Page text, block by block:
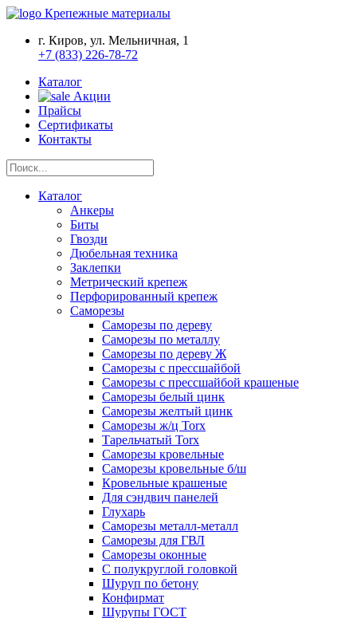
Крепежные материалы
г. Киров, ул. Мельничная, 1
+7 (833) 226-78-72
Каталог
Акции
Прайсы
Сертификаты
Контакты
Каталог
Анкеры
Биты
Гвозди
Дюбельная техника
Заклепки
Метрический крепеж
Перфорированный крепеж
Саморезы
Саморезы по дереву
Саморезы по металлу
Саморезы по дереву Ж
Саморезы с прессшайбой
Саморезы с прессшайбой крашеные
Саморезы белый цинк
Саморезы желтый цинк
Саморезы ж/ц Torx
Тарельчатый Torx
Саморезы кровельные
Саморезы кровельные б/ш
Кровельные крашеные
Для сэндвич панелей
Глухарь
Саморезы металл-металл
Саморезы для ГВЛ
Саморезы оконные
С полукруглой головкой
Шуруп по бетону
Конфирмат
Шурупы ГОСТ